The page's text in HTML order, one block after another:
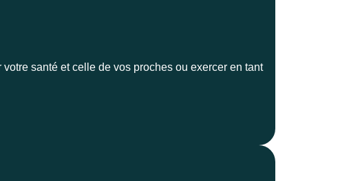
santé et celle de vos proches ou exercer en tant